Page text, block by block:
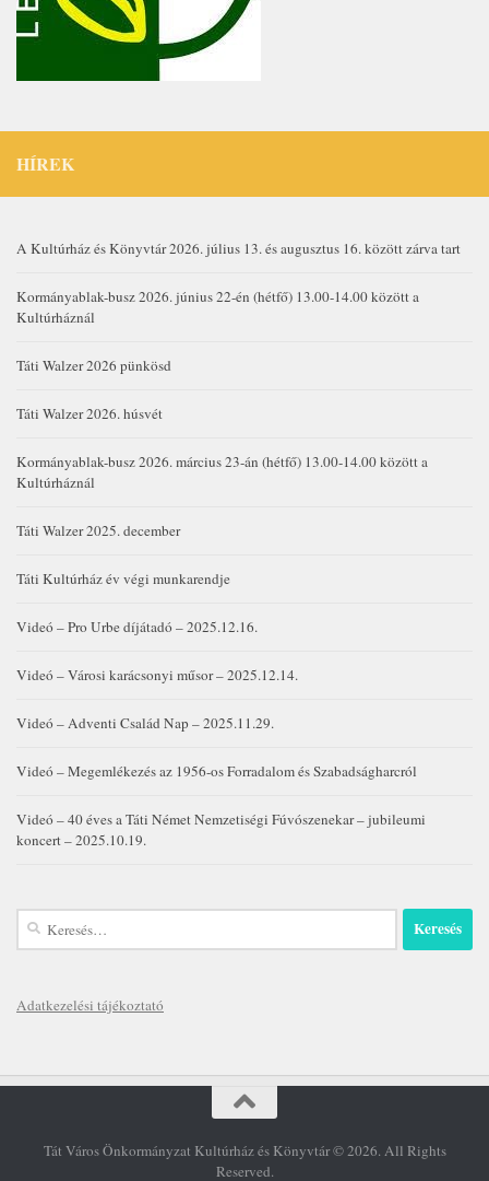
HÍREK
A Kultúrház és Könyvtár 2026. július 13. és augusztus 16. között zárva tart
Kormányablak-busz 2026. június 22-én (hétfő) 13.00-14.00 között a
Kultúrháznál
Táti Walzer 2026 pünkösd
Táti Walzer 2026. húsvét
Kormányablak-busz 2026. március 23-án (hétfő) 13.00-14.00 között a
Kultúrháznál
Táti Walzer 2025. december
Táti Kultúrház év végi munkarendje
Videó – Pro Urbe díjátadó – 2025.12.16.
Videó – Városi karácsonyi műsor – 2025.12.14.
Videó – Adventi Család Nap – 2025.11.29.
Videó – Megemlékezés az 1956-os Forradalom és Szabadságharcról
Videó – 40 éves a Táti Német Nemzetiségi Fúvószenekar – jubileumi
koncert – 2025.10.19.
Keresés:
Adatkezelési tájékoztató
Tát Város Önkormányzat Kultúrház és Könyvtár © 2026. All Rights
Reserved.